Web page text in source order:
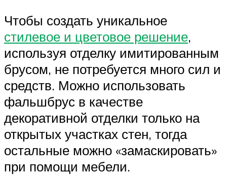
Чтобы создать уникальное
стилевое и цветовое решение,
используя отделку имитированным
брусом, не потребуется много сил и
средств. Можно использовать
фальшбрус в качестве
декоративной отделки только на
открытых участках стен, тогда
остальные можно «замаскировать»
при помощи мебели.